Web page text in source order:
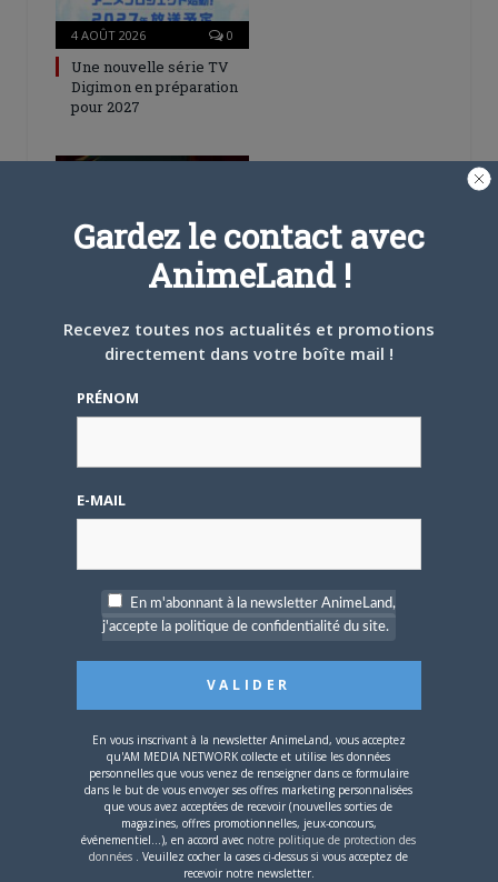
4 AOÛT 2026 0
Une nouvelle série TV
Digimon en préparation
pour 2027
4 JUILLET 2026 0
Lors des prémices du
projet, il était déjà
demandé de suivre au
originel.»
Vous devezvous connecterpour laisser un
Nom d'utilisateur ou adresse e-mail
Mot de passe
Gardez le contact avec
AnimeLand !
Recevez toutes nos actualités et promotions
directement dans votre boîte mail !
PRÉNOM
E-MAIL
En m'abonnant à la newsletter AnimeLand,
j'accepte la politique de confidentialité du site.
En vous inscrivant à la newsletter AnimeLand, vous acceptez
qu'AM MEDIA NETWORK collecte et utilise les données
personnelles que vous venez de renseigner dans ce formulaire
dans le but de vous envoyer ses offres marketing personnalisées
que vous avez acceptées de recevoir (nouvelles sorties de
magazines, offres promotionnelles, jeux-concours,
événementiel...), en accord avec notre politique de protection des
données . Veuillez cocher la cases ci-dessus si vous acceptez de
recevoir notre newsletter.